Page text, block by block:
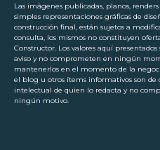
Las imágenes publicadas, planos,
simples representaciones gráficas de
construcción final, están sujetos a
consulta, los mismos no constituyen
Constructor. Los valores aquí
aviso y no comprometen en ningún
mantenerlos en el momento de la
el blog u otros ítems informativos son
intelectual de quien lo redacta y no
ningún motivo.